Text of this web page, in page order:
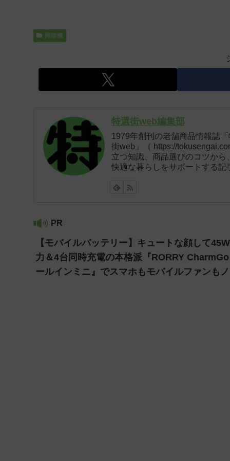
掃除機
特選街web編集部
1979年創刊の老舗商品情報誌
街web」（ https://
立つ知識、商品選びのコツか
快適な暮らしをサポートする記
PR
【モバイルバッテリー】キュートな顔して
力＆4台同時充電の本格派『RORRY
ールインミニ』でスマホもモバイルファンも